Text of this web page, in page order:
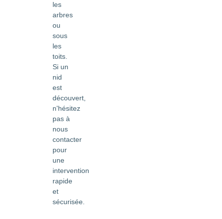
les
arbres
ou
sous
les
toits.
Si un
nid
est
découvert,
n'hésitez
pas à
nous
contacter
pour
une
intervention
rapide
et
sécurisée.